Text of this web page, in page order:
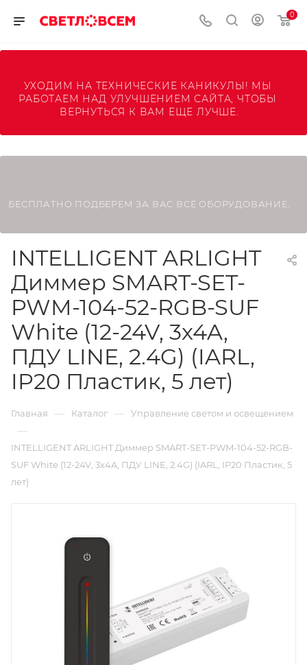
0
УХОДИМ НА ТЕХНИЧЕСКИЕ КАНИКУЛЫ! МЫ
РАБОТАЕМ НАД УЛУЧШЕНИЕМ САЙТА, ЧТОБЫ
ВЕРНУТЬСЯ К ВАМ ЕЩЕ ЛУЧШЕ.
БЕСПЛАТНО ПОДБЕРЕМ ЗА ВАС ВСЁ ОБОРУДОВАНИЕ.
INTELLIGENT ARLIGHT
Диммер SMART-SET-
PWM-104-52-RGB-SUF
White (12-24V, 3x4A,
ПДУ LINE, 2.4G) (IARL,
IP20 Пластик, 5 лет)
Главная — Каталог — Управление светом и освещением
—
INTELLIGENT ARLIGHT Диммер SMART-SET-PWM-104-52-RGB-
SUF White (12-24V, 3x4A, ПДУ LINE, 2.4G) (IARL, IP20 Пластик, 5
лет)